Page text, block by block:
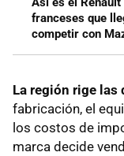
franceses que
competir con
La región rige las
fabricación, el
los costos de
marca decide